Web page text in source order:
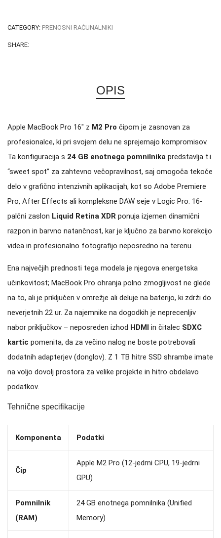
CATEGORY: PRENOSNI RAČUNALNIKI
SHARE:
OPIS
Apple MacBook Pro 16″ z M2 Pro čipom je zasnovan za
profesionalce, ki pri svojem delu ne sprejemajo kompromisov.
Ta konfiguracija s 24 GB enotnega pomnilnika predstavlja t.i.
“sweet spot” za zahtevno večopravilnost, saj omogoča tekoče
delo v grafično intenzivnih aplikacijah, kot so Adobe Premiere
Pro, After Effects ali kompleksne DAW seje v Logic Pro. 16-
palčni zaslon Liquid Retina XDR ponuja izjemen dinamični
razpon in barvno natančnost, kar je ključno za barvno korekcijo
videa in profesionalno fotografijo neposredno na terenu.
Ena največjih prednosti tega modela je njegova energetska
učinkovitost; MacBook Pro ohranja polno zmogljivost ne glede
na to, ali je priključen v omrežje ali deluje na baterijo, ki zdrži do
neverjetnih 22 ur. Za najemnike na dogodkih je neprecenljiv
nabor priključkov – neposreden izhod HDMI in čitalec SDXC
kartic pomenita, da za večino nalog ne boste potrebovali
dodatnih adapterjev (donglov). Z 1 TB hitre SSD shrambe imate
na voljo dovolj prostora za velike projekte in hitro obdelavo
podatkov.
Tehnične specifikacije
Komponenta Podatki
Čip
Apple M2 Pro (12-jedrni CPU, 19-jedrni
GPU)
Pomnilnik
(RAM)
24 GB enotnega pomnilnika (Unified
Memory)